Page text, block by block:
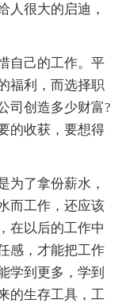
人很大的启迪，
自己的工作。平
福利，而选择职
司创造多少财富?
的收获，要想得
为了拿份薪水，
而工作，还应该
在以后的工作中
感，才能把工作
学到更多，学到
的生存工具，工